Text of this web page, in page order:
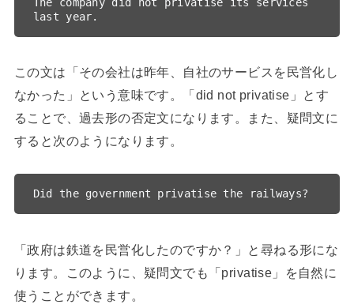
この文は「その会社は昨年、自社のサービスを民営化し
なかった」という意味です。「did not privatise」とす
ることで、過去形の否定文になります。また、疑問文に
すると次のようになります。
「政府は鉄道を民営化したのですか？」と尋ねる形にな
ります。このように、疑問文でも「privatise」を自然に
使うことができます。